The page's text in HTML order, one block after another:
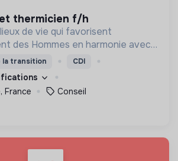
thermicien f/h
de vie qui favorisent
des Hommes en harmonie avec
la transition CDI
France
Conseil